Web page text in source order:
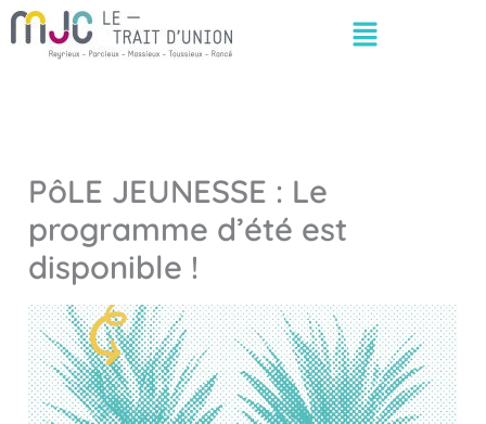
Aller
au
Menu
PôLE JEUNESSE : Le
programme d’été est
disponible !